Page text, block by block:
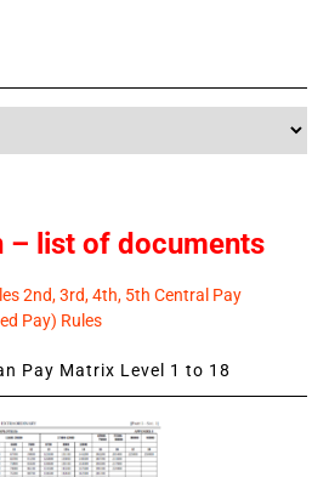
– list of documents
2nd, 3rd, 4th, 5th Central Pay
Pay) Rules
Pay Matrix Level 1 to 18